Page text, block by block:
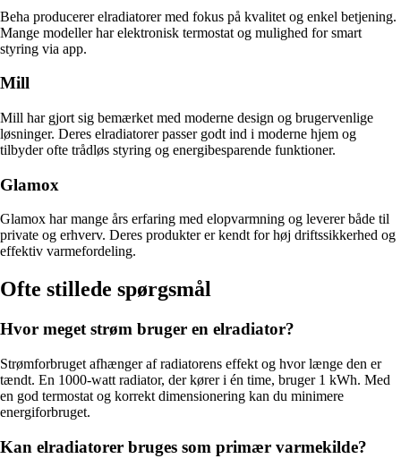
Beha producerer elradiatorer med fokus på kvalitet og enkel betjening.
Mange modeller har elektronisk termostat og mulighed for smart
styring via app.
Mill
Mill har gjort sig bemærket med moderne design og brugervenlige
løsninger. Deres elradiatorer passer godt ind i moderne hjem og
tilbyder ofte trådløs styring og energibesparende funktioner.
Glamox
Glamox har mange års erfaring med elopvarmning og leverer både til
private og erhverv. Deres produkter er kendt for høj driftssikkerhed og
effektiv varmefordeling.
Ofte stillede spørgsmål
Hvor meget strøm bruger en elradiator?
Strømforbruget afhænger af radiatorens effekt og hvor længe den er
tændt. En 1000-watt radiator, der kører i én time, bruger 1 kWh. Med
en god termostat og korrekt dimensionering kan du minimere
energiforbruget.
Kan elradiatorer bruges som primær varmekilde?